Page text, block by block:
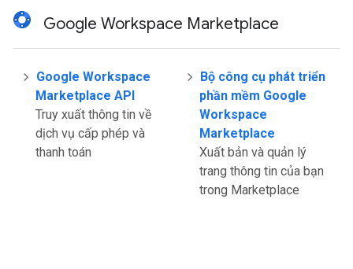
Google Workspace Marketplace
Google Workspace
Marketplace API
Truy xuất thông tin về
dịch vụ cấp phép và
thanh toán
Bộ công cụ phát triển
phần mềm Google
Workspace
Marketplace
Xuất bản và quản lý
trang thông tin của bạn
trong Marketplace